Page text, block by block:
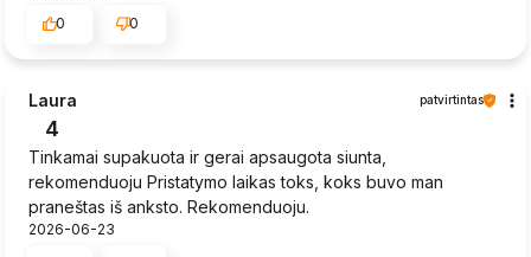
0
0
Laura patvirtintas
4
Tinkamai supakuota ir gerai apsaugota siunta,
rekomenduoju Pristatymo laikas toks, koks buvo man
praneštas iš anksto. Rekomenduoju.
2026-06-23